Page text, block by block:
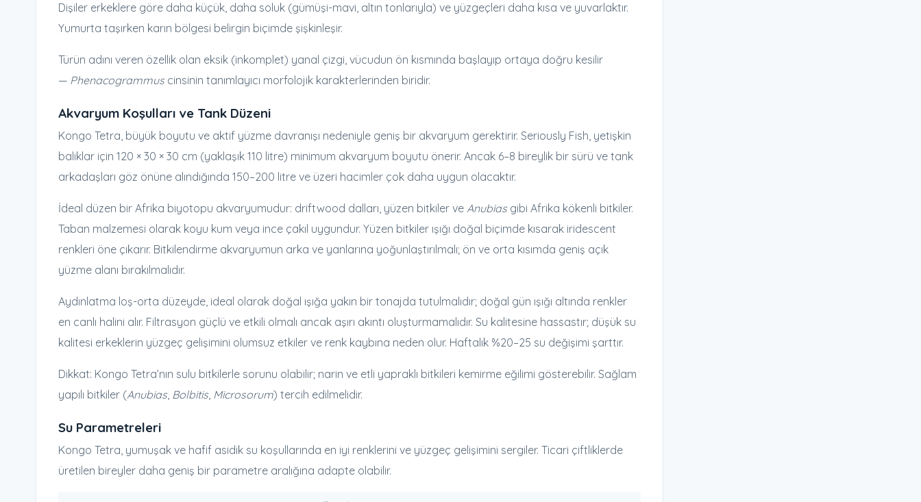
Dişiler erkeklere göre daha küçük, daha soluk (gümüşi-mavi, altın tonlarıyla) ve yüzgeçleri daha kısa ve yuvarlaktır.
Yumurta taşırken karın bölgesi belirgin biçimde şişkinleşir.
Türün adını veren özellik olan eksik (inkomplet) yanal çizgi, vücudun ön kısmında başlayıp ortaya doğru kesilir
— Phenacogrammus cinsinin tanımlayıcı morfolojik karakterlerinden biridir.
Akvaryum Koşulları ve Tank Düzeni
Kongo Tetra, büyük boyutu ve aktif yüzme davranışı nedeniyle geniş bir akvaryum gerektirir. Seriously Fish, yetişkin
balıklar için 120 × 30 × 30 cm (yaklaşık 110 litre) minimum akvaryum boyutu önerir. Ancak 6–8 bireylik bir sürü ve tank
arkadaşları göz önüne alındığında 150–200 litre ve üzeri hacimler çok daha uygun olacaktır.
İdeal düzen bir Afrika biyotopu akvaryumudur: driftwood dalları, yüzen bitkiler ve Anubias gibi Afrika kökenli bitkiler.
Taban malzemesi olarak koyu kum veya ince çakıl uygundur. Yüzen bitkiler ışığı doğal biçimde kısarak iridescent
renkleri öne çıkarır. Bitkilendirme akvaryumun arka ve yanlarına yoğunlaştırılmalı; ön ve orta kısımda geniş açık
yüzme alanı bırakılmalıdır.
Aydınlatma loş-orta düzeyde, ideal olarak doğal ışığa yakın bir tonajda tutulmalıdır; doğal gün ışığı altında renkler
en canlı halini alır. Filtrasyon güçlü ve etkili olmalı ancak aşırı akıntı oluşturmamalıdır. Su kalitesine hassastır; düşük su
kalitesi erkeklerin yüzgeç gelişimini olumsuz etkiler ve renk kaybına neden olur. Haftalık %20–25 su değişimi şarttır.
Dikkat: Kongo Tetra’nın sulu bitkilerle sorunu olabilir; narin ve etli yapraklı bitkileri kemirme eğilimi gösterebilir. Sağlam
yapılı bitkiler (Anubias, Bolbitis, Microsorum) tercih edilmelidir.
Su Parametreleri
Kongo Tetra, yumuşak ve hafif asidik su koşullarında en iyi renklerini ve yüzgeç gelişimini sergiler. Ticari çiftliklerde
üretilen bireyler daha geniş bir parametre aralığına adapte olabilir.